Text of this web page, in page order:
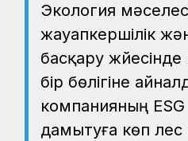
Экология
жауапкершілік
басқару
бір бөлігіне
компанияның ESG
дамытуға көп